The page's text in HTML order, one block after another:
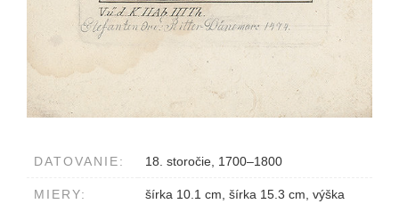
DATOVANIE: 18. storočie, 1700–1800
MIERY:
šírka 10.1 cm, šírka 15.3 cm, výška